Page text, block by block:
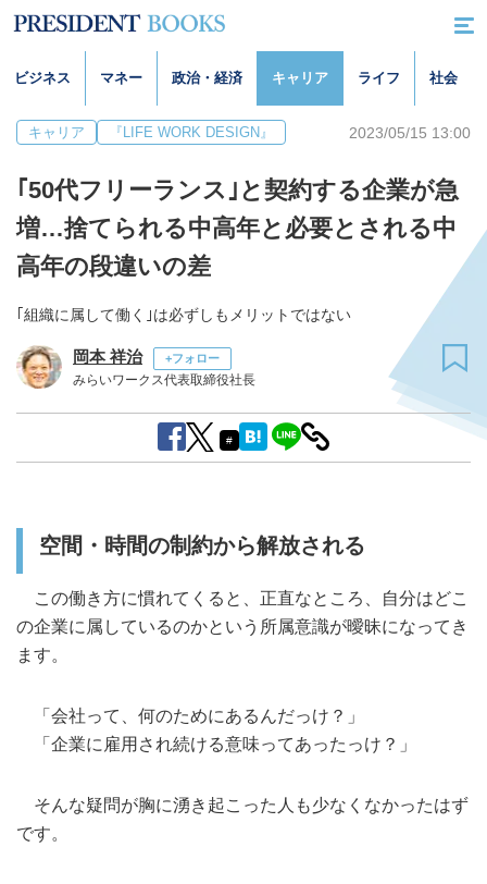
ビジネス マネー 政治・経済 キャリア ライフ 社会
キャリア 『LIFE WORK DESIGN』 2023/05/15 13:00
｢50代フリーランス｣と契約する企業が急
増…捨てられる中高年と必要とされる中
高年の段違いの差
｢組織に属して働く｣は必ずしもメリットではない
岡本 祥治 +フォロー
みらいワークス代表取締役社長
#
空間・時間の制約から解放される
この働き方に慣れてくると、正直なところ、自分はどこ
の企業に属しているのかという所属意識が曖昧になってき
ます。
「会社って、何のためにあるんだっけ？」
「企業に雇用され続ける意味ってあったっけ？」
そんな疑問が胸に湧き起こった人も少なくなかったはず
です。